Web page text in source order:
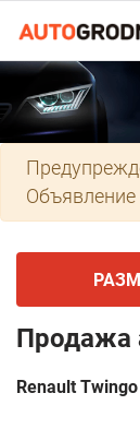
Объявление
Продажа
Renault